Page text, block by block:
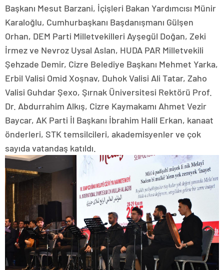
Başkanı Mesut Barzani, İçişleri Bakan Yardımcısı Münir
Karaloğlu, Cumhurbaşkanı Başdanışmanı Gülşen
Orhan, DEM Parti Milletvekilleri Ayşegül Doğan, Zeki
İrmez ve Nevroz Uysal Aslan, HUDA PAR Milletvekili
Şehzade Demir, Cizre Belediye Başkanı Mehmet Yarka,
Erbil Valisi Omid Xoşnav, Duhok Valisi Ali Tatar, Zaho
Valisi Guhdar Şexo, Şırnak Üniversitesi Rektörü Prof.
Dr. Abdurrahim Alkış, Cizre Kaymakamı Ahmet Vezir
Baycar, AK Parti İl Başkanı İbrahim Halil Erkan, kanaat
önderleri, STK temsilcileri, akademisyenler ve çok
sayıda vatandaş katıldı.